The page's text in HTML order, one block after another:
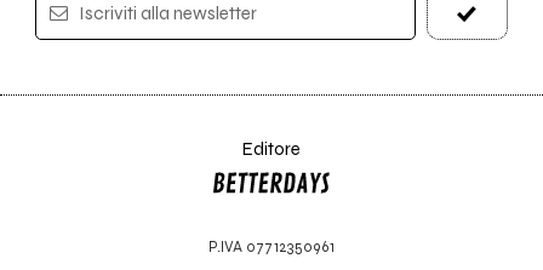
Iscriviti alla newsletter
Editore
P.IVA 07712350961